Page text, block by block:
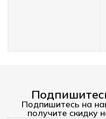
Подпишитесь на
получите скидку